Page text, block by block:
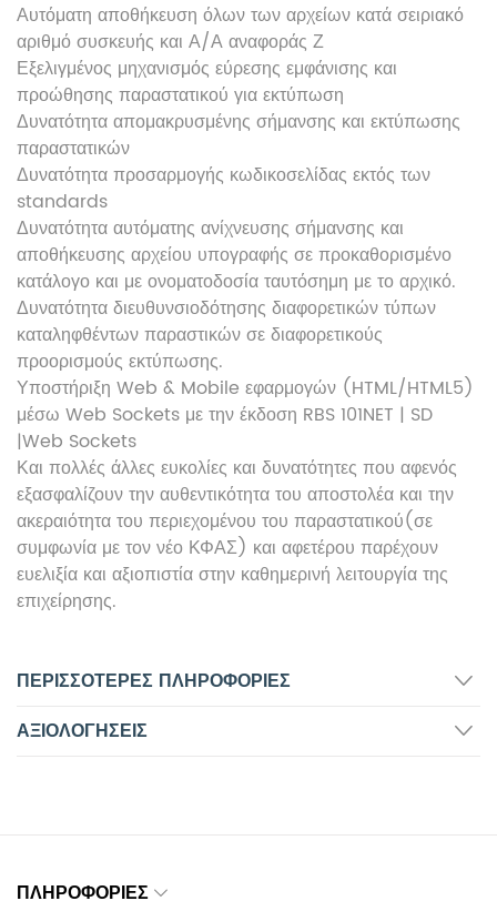
Αυτόματη αποθήκευση όλων των αρχείων κατά σειριακό
αριθμό συσκευής και Α/Α αναφοράς Ζ
Εξελιγμένος μηχανισμός εύρεσης εμφάνισης και
προώθησης παραστατικού για εκτύπωση
Δυνατότητα απομακρυσμένης σήμανσης και εκτύπωσης
παραστατικών
Δυνατότητα προσαρμογής κωδικοσελίδας εκτός των
standards
Δυνατότητα αυτόματης ανίχνευσης σήμανσης και
αποθήκευσης αρχείου υπογραφής σε προκαθορισμένο
κατάλογο και με ονοματοδοσία ταυτόσημη με το αρχικό.
Δυνατότητα διευθυνσιοδότησης διαφορετικών τύπων
καταληφθέντων παραστικών σε διαφορετικούς
προορισμούς εκτύπωσης.
Υποστήριξη Web & Mobile εφαρμογών (HTML/HTML5)
μέσω Web Sockets με την έκδοση RBS 101NET | SD
|Web Sockets
Και πολλές άλλες ευκολίες και δυνατότητες που αφενός
εξασφαλίζουν την αυθεντικότητα του αποστολέα και την
ακεραιότητα του περιεχομένου του παραστατικού(σε
συμφωνία με τον νέο ΚΦΑΣ) και αφετέρου παρέχουν
ευελιξία και αξιοπιστία στην καθημερινή λειτουργία της
επιχείρησης.
ΠΕΡΙΣΣΌΤΕΡΕΣ ΠΛΗΡΟΦΟΡΊΕΣ
ΑΞΙΟΛΟΓΉΣΕΙΣ
ΠΛΗΡΟΦΟΡΊΕΣ